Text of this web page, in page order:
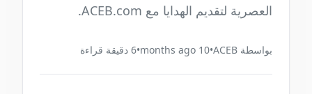
العصرية لتقديم الهدايا مع ACEB.com.
بواسطة ACEB
•
10 months ago
•
6 دقيقة قراءة